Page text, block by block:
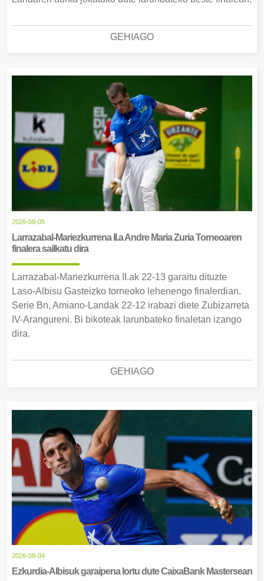
GEHIAGO
2026-08-05
Larrazabal-Mariezkurrena II.a Andre Maria Zuria Torneoaren
finalera sailkatu dira
Larrazabal-Mariezkurrena II.ak 22-13 garaitu dituzte
Laso-Albisu Gasteizko torneoko lehenengo finalerdian.
Serie Bn, Amiano-Landak 22-12 irabazi diete Zubizarreta
IV-Arangureni. Bi bikoteak larunbateko finaletan izango
dira.
GEHIAGO
2026-08-04
Ezkurdia-Albisuk garaipena lortu dute CaixaBank Mastersean